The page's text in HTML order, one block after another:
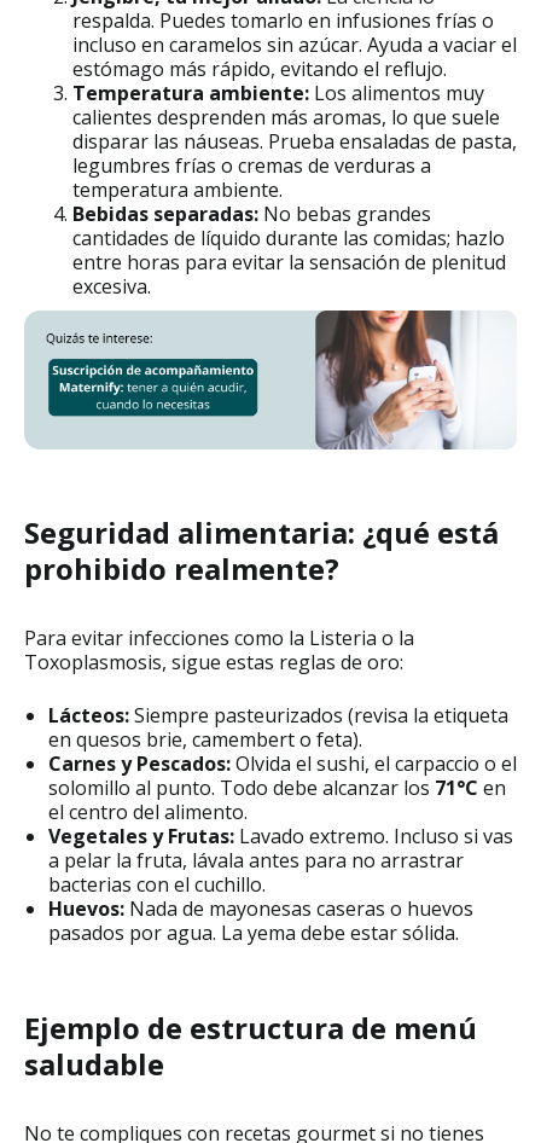
respalda. Puedes tomarlo en infusiones frías o
incluso en caramelos sin azúcar. Ayuda a vaciar el
estómago más rápido, evitando el reflujo.
Temperatura ambiente: Los alimentos muy
calientes desprenden más aromas, lo que suele
disparar las náuseas. Prueba ensaladas de pasta,
legumbres frías o cremas de verduras a
temperatura ambiente.
Bebidas separadas: No bebas grandes
cantidades de líquido durante las comidas; hazlo
entre horas para evitar la sensación de plenitud
excesiva.
Seguridad alimentaria: ¿qué está
prohibido realmente?
Para evitar infecciones como la Listeria o la
Toxoplasmosis, sigue estas reglas de oro:
Lácteos:Siempre pasteurizados (revisa la etiqueta
en quesos brie, camembert o feta).
Carnes y Pescados:Olvida el sushi, el carpaccio o el
solomillo al punto. Todo debe alcanzar los 71°C en
el centro del alimento.
Vegetales y Frutas: Lavado extremo. Incluso si vas
a pelar la fruta, lávala antes para no arrastrar
bacterias con el cuchillo.
Huevos: Nada de mayonesas caseras o huevos
pasados por agua. La yema debe estar sólida.
Ejemplo de estructura de menú
saludable
No te compliques con recetas gourmet si no tienes